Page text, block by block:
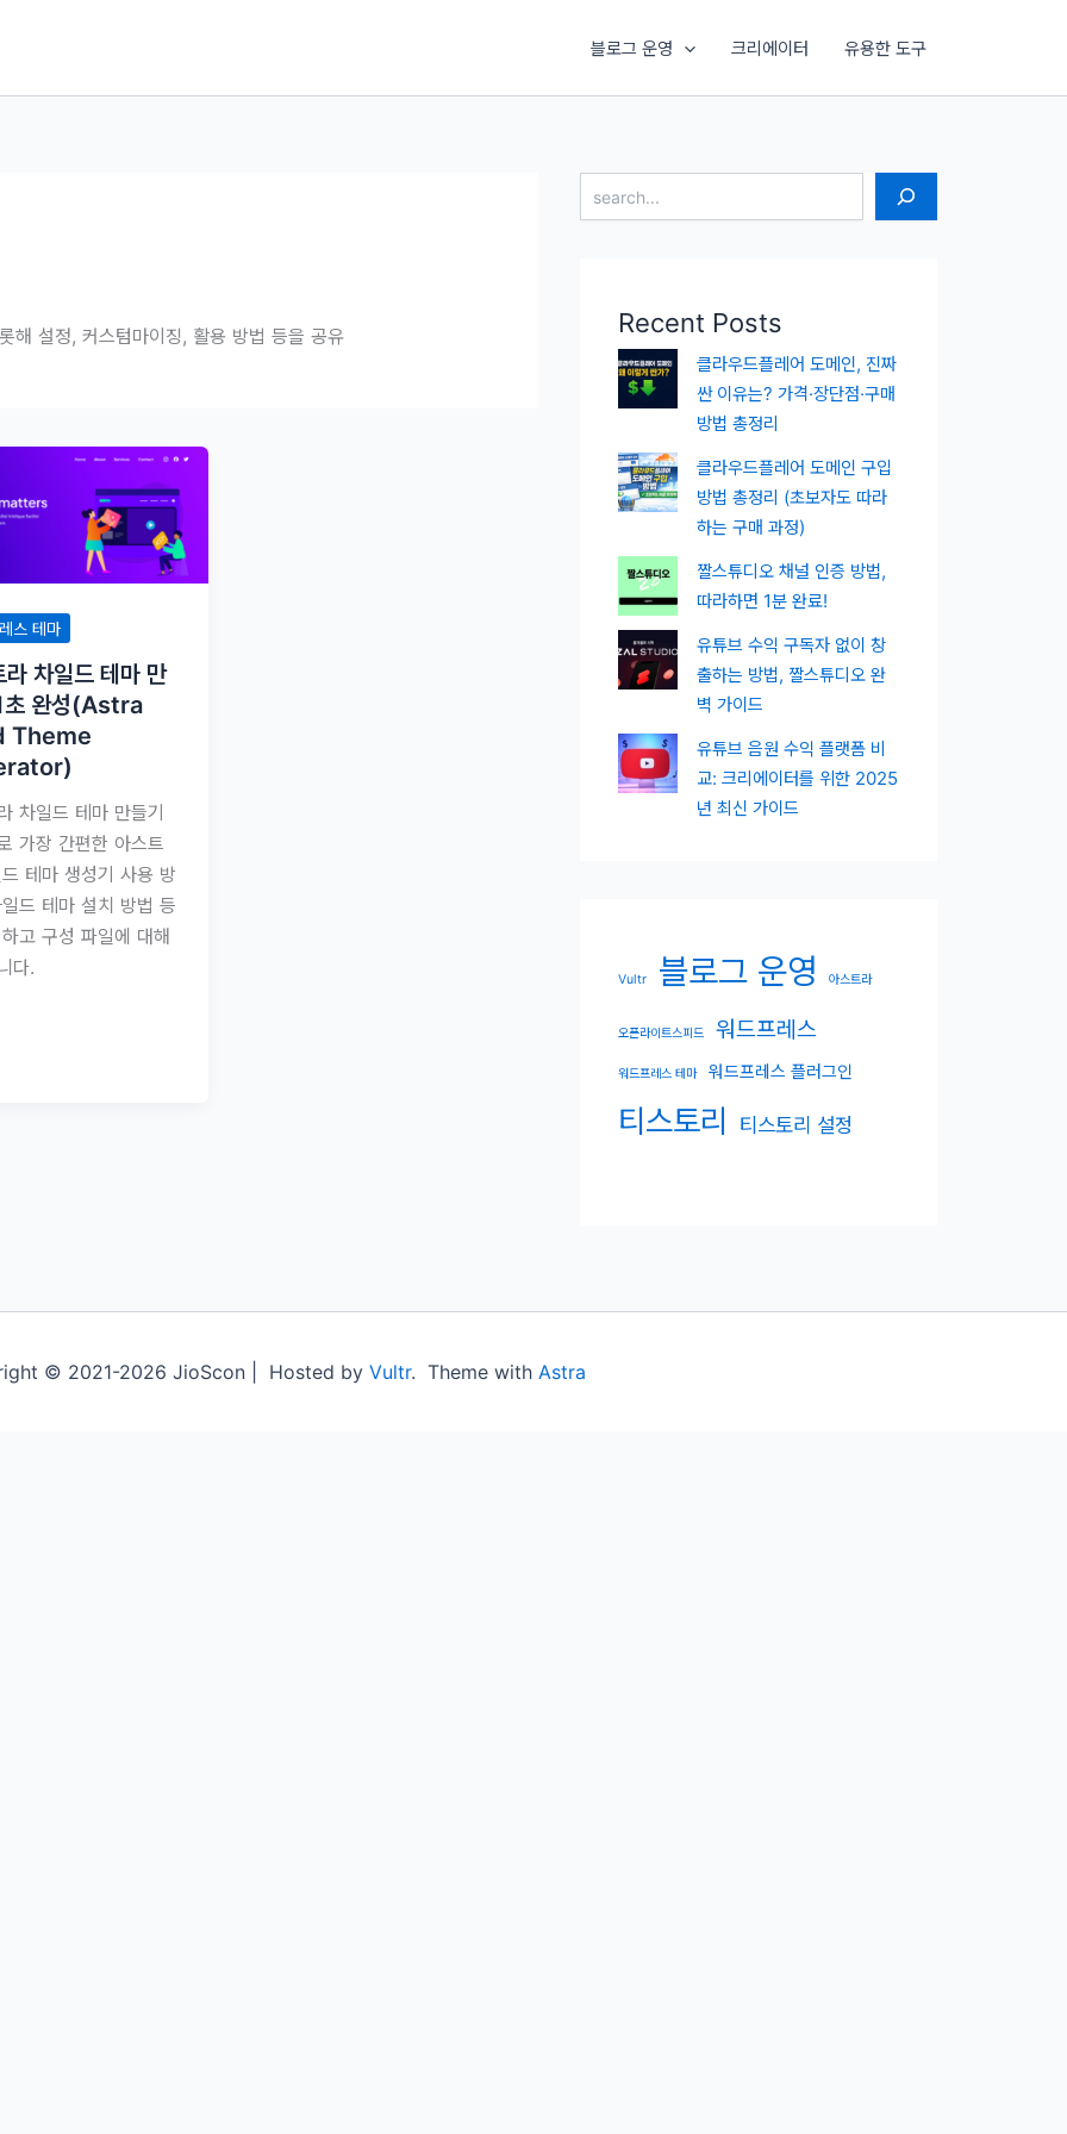
블로그 운영 크리에이터 유용한 도구
해 설정, 커스텀마이징, 활용 방법 등을 공유
스 테마
라 차일드 테마 만
초 완성(Astra
Theme
차일드 테마 만들기
가장 간편한 아스트
테마 생성기 사용 방
드 테마 설치 방법 등
고 구성 파일에 대해
다.
Recent Posts
클라우드플레어 도메인, 진짜
싼 이유는? 가격·장단점·구매
방법 총정리
클라우드플레어 도메인 구입
방법 총정리 (초보자도 따라
하는 구매 과정)
짤스튜디오 채널 인증 방법,
따라하면 1분 완료!
유튜브 수익 구독자 없이 창
출하는 방법, 짤스튜디오 완
벽 가이드
유튜브 음원 수익 플랫폼 비
교: 크리에이터를 위한 2025
년 최신 가이드
Vultr 블로그 운영 아스트라
오픈라이트스피드 워드프레스
워드프레스 테마 워드프레스 플러그인
티스토리 티스토리 설정
© 2021-2026 JioScon | Hosted by Vultr. Theme with Astra